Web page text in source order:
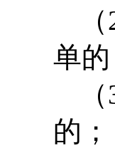
（
单的
（
的；